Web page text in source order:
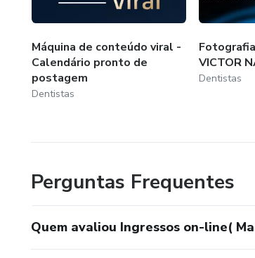
Máquina de conteúdo viral -
Calendário pronto de
postagem
Dentistas
VICTOR
Dentistas
Perguntas Frequentes
Quem avaliou Ingressos on-line(